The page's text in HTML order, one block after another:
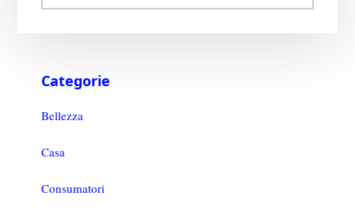
Categorie
Bellezza
Casa
Consumatori